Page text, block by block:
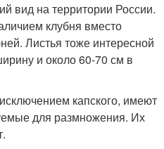
вид на территории России.
клубня вместо
Листья тоже интересной
и около 60-70 см в
капского, имеют
для размножения. Их